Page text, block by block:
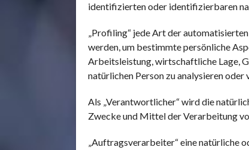
identifizierten oder identifizierbaren
„Profiling“ jede Art der
werden, um bestimmte persönliche
Arbeitsleistung, wirtschaftliche Lage,
natürlichen Person zu analysieren oder
Als „Verantwortlicher“ wird die
Zwecke und Mittel der Verarbeitung
„Auftragsverarbeiter“ eine natürliche